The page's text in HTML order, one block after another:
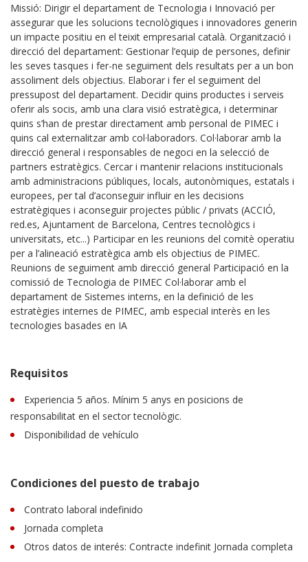
Missió: Dirigir el departament de Tecnologia i Innovació per
assegurar que les solucions tecnològiques i innovadores generin
un impacte positiu en el teixit empresarial català. Organització i
direcció del departament: Gestionar l’equip de persones, definir
les seves tasques i fer-ne seguiment dels resultats per a un bon
assoliment dels objectius. Elaborar i fer el seguiment del
pressupost del departament. Decidir quins productes i serveis
oferir als socis, amb una clara visió estratègica, i determinar
quins s’han de prestar directament amb personal de PIMEC i
quins cal externalitzar amb col·laboradors. Col·laborar amb la
direcció general i responsables de negoci en la selecció de
partners estratègics. Cercar i mantenir relacions institucionals
amb administracions públiques, locals, autonòmiques, estatals i
europees, per tal d’aconseguir influir en les decisions
estratègiques i aconseguir projectes públic / privats (ACCIÓ,
red.es, Ajuntament de Barcelona, Centres tecnològics i
universitats, etc...) Participar en les reunions del comitè operatiu
per a l’alineació estratègica amb els objectius de PIMEC.
Reunions de seguiment amb direcció general Participació en la
comissió de Tecnologia de PIMEC Col·laborar amb el
departament de Sistemes interns, en la definició de les
estratègies internes de PIMEC, amb especial interès en les
tecnologies basades en IA
Requisitos
Experiencia 5 años. Mínim 5 anys en posicions de
responsabilitat en el sector tecnològic.
Disponibilidad de vehículo
Condiciones del puesto de trabajo
Contrato laboral indefinido
Jornada completa
Otros datos de interés: Contracte indefinit Jornada completa